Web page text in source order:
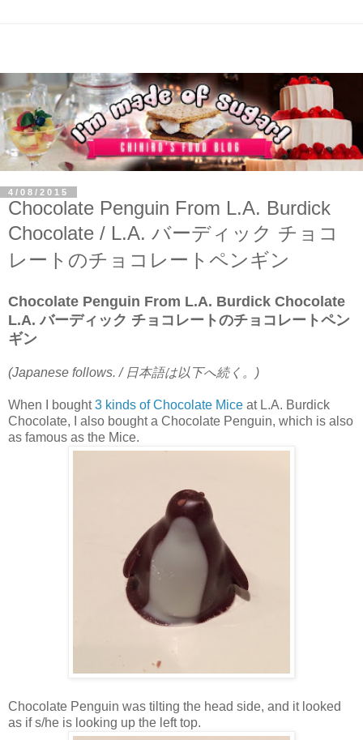
4/08/2015
Chocolate Penguin From L.A. Burdick
Chocolate / L.A. バーディック チョコ
レートのチョコレートペンギン
Chocolate Penguin From L.A. Burdick Chocolate
L.A. バーディック チョコレートのチョコレートペン
ギン
(Japanese follows. / 日本語は以下へ続く。)
When I bought3 kinds of Chocolate Mice at L.A. Burdick
Chocolate, I also bought a Chocolate Penguin, which is also
as famous as the Mice.
Chocolate Penguin was tilting the head side, and it looked
as if s/he is looking up the left top.